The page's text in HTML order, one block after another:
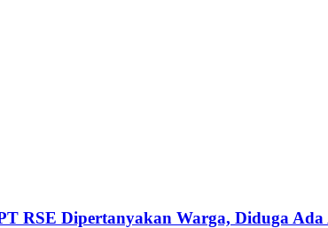
RSE Dipertanyakan Warga, Diduga